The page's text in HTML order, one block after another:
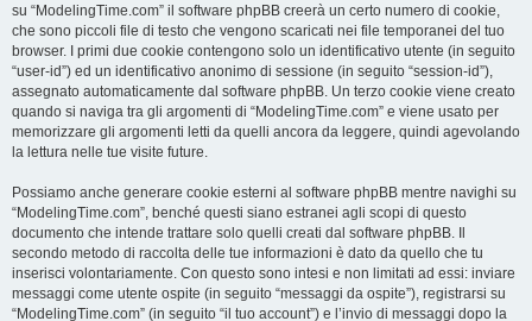
su “ModelingTime.com” il software phpBB creerà un certo numero di cookie,
che sono piccoli file di testo che vengono scaricati nei file temporanei del tuo
browser. I primi due cookie contengono solo un identificativo utente (in seguito
“user-id”) ed un identificativo anonimo di sessione (in seguito “session-id”),
assegnato automaticamente dal software phpBB. Un terzo cookie viene creato
quando si naviga tra gli argomenti di “ModelingTime.com” e viene usato per
memorizzare gli argomenti letti da quelli ancora da leggere, quindi agevolando
la lettura nelle tue visite future.
Possiamo anche generare cookie esterni al software phpBB mentre navighi su
“ModelingTime.com”, benché questi siano estranei agli scopi di questo
documento che intende trattare solo quelli creati dal software phpBB. Il
secondo metodo di raccolta delle tue informazioni è dato da quello che tu
inserisci volontariamente. Con questo sono intesi e non limitati ad essi: inviare
messaggi come utente ospite (in seguito “messaggi da ospite”), registrarsi su
“ModelingTime.com” (in seguito “il tuo account”) e l’invio di messaggi dopo la